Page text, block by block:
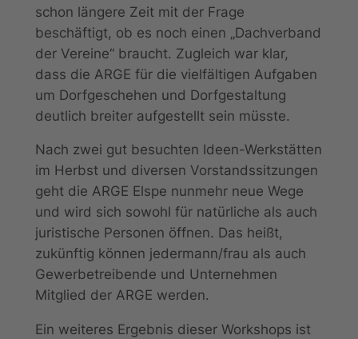
schon längere Zeit mit der Frage
beschäftigt, ob es noch einen „Dachverband
der Vereine“ braucht. Zugleich war klar,
dass die ARGE für die vielfältigen Aufgaben
um Dorfgeschehen und Dorfgestaltung
deutlich breiter aufgestellt sein müsste.
Nach zwei gut besuchten Ideen-Werkstätten
im Herbst und diversen Vorstandssitzungen
geht die ARGE Elspe nunmehr neue Wege
und wird sich sowohl für natürliche als auch
juristische Personen öffnen. Das heißt,
zukünftig können jedermann/frau als auch
Gewerbetreibende und Unternehmen
Mitglied der ARGE werden.
Ein weiteres Ergebnis dieser Workshops ist